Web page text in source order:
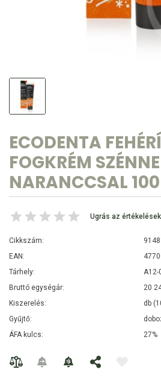
ECODENTA
FOGKRÉM
NARANCCSAL
Ugrás az
Cikkszám:
EAN:
Tárhely:
A12-
Bruttó egységár:
20
Kiszerelés:
db
Gyűjtő:
ÁFA kulcs:
27%